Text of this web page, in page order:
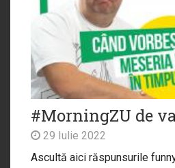
#MorningZU de
29 Iulie 2022
Ascultă aici răspunsurile